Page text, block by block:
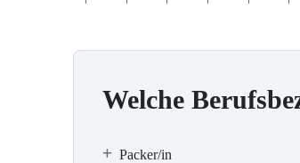
Welche
Packer/in